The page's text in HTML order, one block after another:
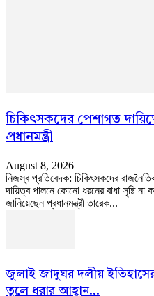
চিকিৎসকদের পেশাগত
প্রধানমন্ত্রী
August 8, 2026
নিজস্ব প্রতিবেদক: চিকিৎসকদের
দায়িত্ব পালনে কোনো ধরনের বাধা সৃষ্টি
জানিয়েছেন প্রধানমন্ত্রী তারেক...
জুলাই জাদুঘর দলীয় ইতিহাসের
তুলে ধরার আহ্বান...